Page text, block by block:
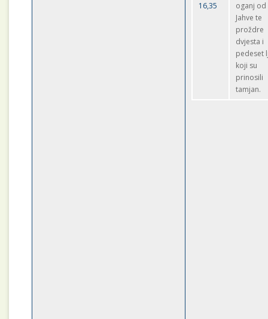
16,35
oganj od
Jahve te
proždre
dvjesta i
pedeset
koji su
prinosili
tamjan.